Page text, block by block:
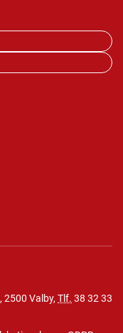
2500 Valby, Tlf. 38 32 33